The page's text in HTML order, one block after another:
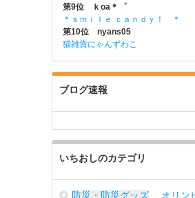
第9位 ｋoa＊゜
＊ｓｍｉｌｅ ｃａｎｄｙ！ ＊
第10位 nyans05
猫雑貨にゃんずわこ
ブログ速報
いちおしのカテゴリ
防災・防災グッズ オリン